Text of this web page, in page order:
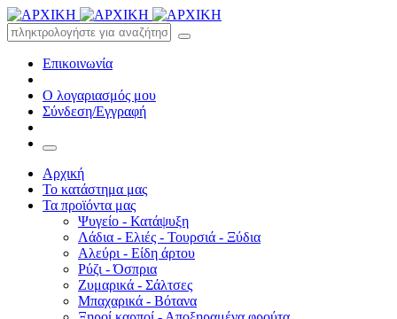
Επικοινωνία
Ο λογαριασμός μου
Σύνδεση/Εγγραφή
Αρχική
Το κατάστημα μας
Τα προϊόντα μας
Ψυγείο - Κατάψυξη
Λάδια - Ελιές - Τουρσιά - Ξύδια
Αλεύρι - Είδη άρτου
Ρύζι - Όσπρια
Ζυμαρικά - Σάλτσες
Μπαχαρικά - Βότανα